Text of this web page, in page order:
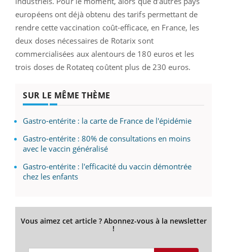
européens ont déjà obtenu des tarifs permettant de
rendre cette vaccination coût-efficace, en France, les
deux doses nécessaires de Rotarix sont
commercialisées aux alentours de 180 euros et les
trois doses de Rotateq coûtent plus de 230 euros.
SUR LE MÊME THÈME
Gastro-entérite : la carte de France de l'épidémie
Gastro-entérite : 80% de consultations en moins
avec le vaccin généralisé
Gastro-entérite : l'efficacité du vaccin démontrée
chez les enfants
Vous aimez cet article ? Abonnez-vous à la newsletter
!